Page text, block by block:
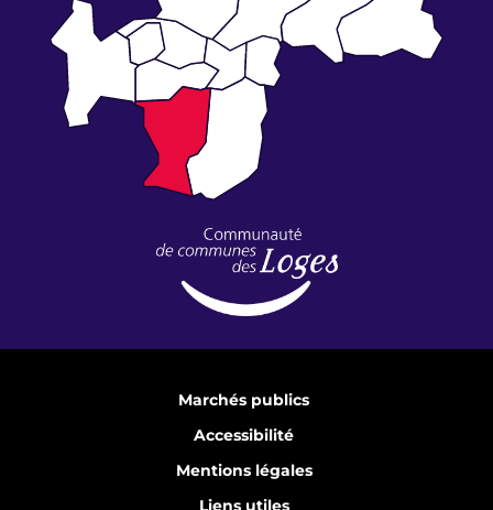
Marchés publics
Accessibilité
Mentions légales
Liens utiles